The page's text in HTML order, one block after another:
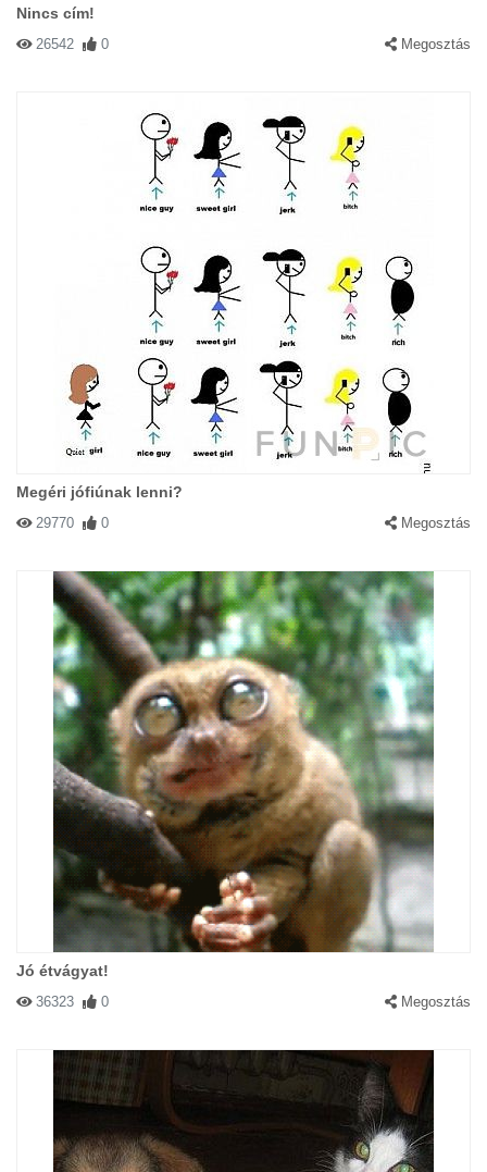
Nincs cím!
26542 0 Megosztás
Megéri jófiúnak lenni?
29770 0 Megosztás
Jó étvágyat!
36323 0 Megosztás